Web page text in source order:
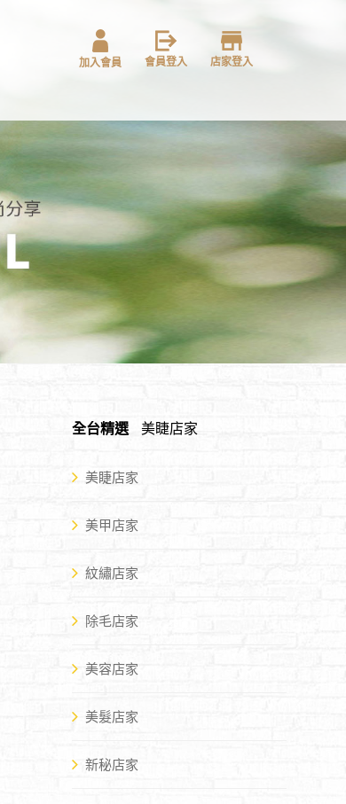
加入會員 會員登入 店家登入
全台精選 美睫店家
美睫店家
美甲店家
紋繡店家
除毛店家
美容店家
美髮店家
新秘店家